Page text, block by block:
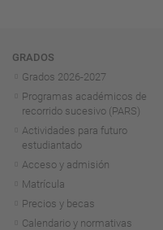
Navegación
GRADOS
Grados 2026-2027
Programas académicos de
recorrido sucesivo (PARS)
Actividades para futuro
estudiantado
Acceso y admisión
Matrícula
Precios y becas
Calendario y normativas